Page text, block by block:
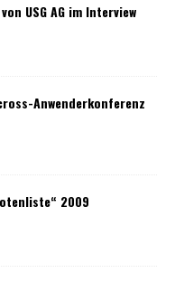
USG AG im Interview
Anwenderkonferenz
2009